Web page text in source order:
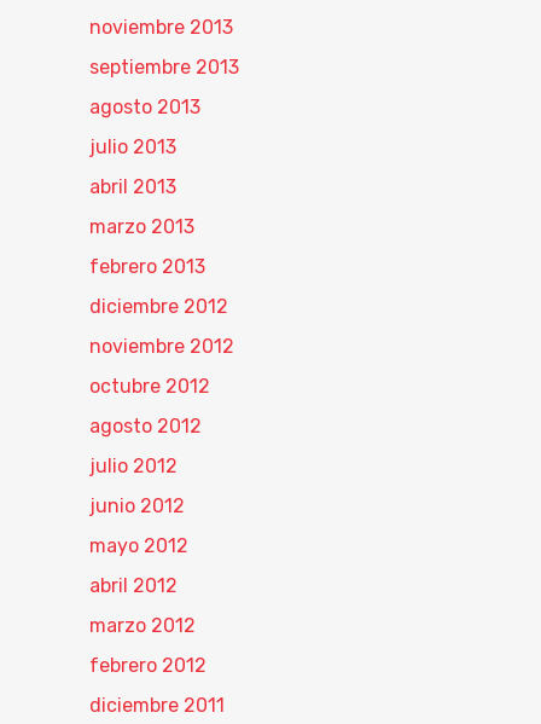
noviembre 2013
septiembre 2013
agosto 2013
julio 2013
abril 2013
marzo 2013
febrero 2013
diciembre 2012
noviembre 2012
octubre 2012
agosto 2012
julio 2012
junio 2012
mayo 2012
abril 2012
marzo 2012
febrero 2012
diciembre 2011